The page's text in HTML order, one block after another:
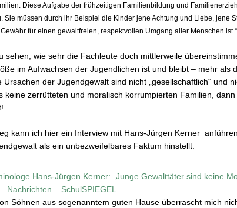
Diese Aufgabe der frühzeitigen Familienbildung und
Sie müssen durch ihr Beispiel die Kinder jene Achtung und Liebe, jene
für einen gewaltfreien, respektvollen Umgang aller Menschen ist.“
sehen, wie sehr die Fachleute doch mittlerweile
im Aufwachsen der Jugendlichen ist und bleibt – mehr als
der Jugendgewalt sind nicht „gesellschaftlich“ und
keine zerrütteten und moralisch korrumpierten Familien,
kann ich hier ein Interview mit Hans-Jürgen Kerner
als ein unbezweifelbares Faktum hinstellt:
Hans-Jürgen Kerner: „Junge Gewalttäter sind keine
Nachrichten – SchulSPIEGEL
Söhnen aus sogenanntem guten Hause überrascht mich